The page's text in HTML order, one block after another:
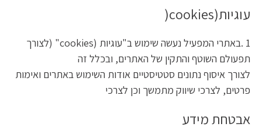
עוגיות(cookies(
1 .באתרי המפעיל נעשה שימוש ב"עוגיות (cookies" (לצורך
תפעולם השוטף והתקין של האתרים, ובכלל זה
לצורך איסוף נתונים סטטיסטיים אודות השימוש באתרים ואימות
פרטים, לצרכי שיווק מתמשך וכן לצרכי
אבטחת מידע